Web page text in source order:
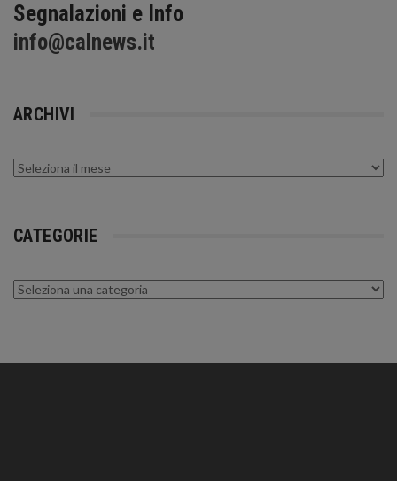
Segnalazioni e Info
info@calnews.it
ARCHIVI
Archivi
CATEGORIE
Categorie